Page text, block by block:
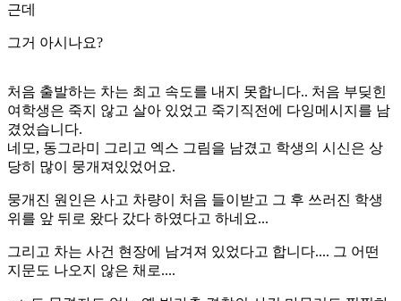
근데
그거 아시나요?
처음 출발하는 차는 최고 속도를 내지 못합니다.. 처음 부딪힌
여학생은 죽지 않고 살아 있었고 죽기직전에 다잉메시지를 남
겼었습니다.
네모, 동그라미 그리고 엑스 그림을 남겼고 학생의 시신은 상
당히 많이 뭉개져있었어요.
뭉개진 원인은 사고 차량이 처음 들이받고 그 후 쓰러진 학생
위를 앞 뒤로 왔다 갔다 하였다고 하네요...
그리고 차는 사건 현장에 남겨져 있었다고 합니다.... 그 어떤
지문도 나오지 않은 채로....